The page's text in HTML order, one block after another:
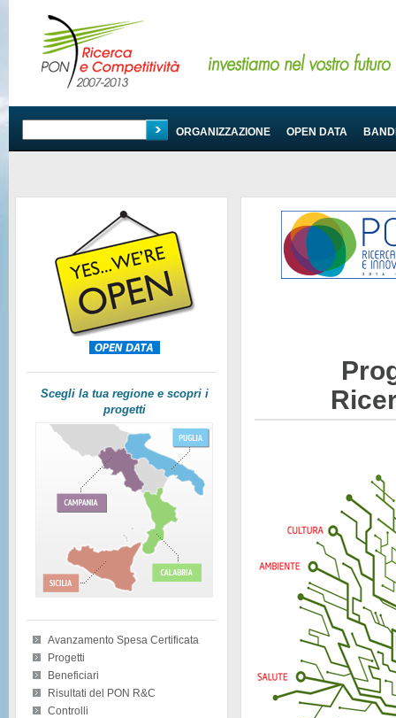
PROGRAMMA ORGANIZZAZIONE OPEN DATA
Scegli la tua regione e scopri i
progetti
Avanzamento Spesa Certificata
Progetti
Beneficiari
Risultati del PON R&C
Controlli